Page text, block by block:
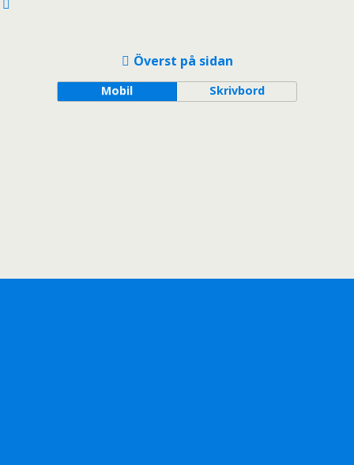
Överst på sidan
Mobil Skrivbord